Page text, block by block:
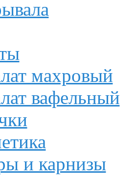
махровый
вафельный
и карнизы